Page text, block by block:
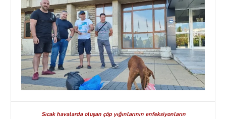
Sıcak havalarda oluşan çöp yığınlarının enfeksiyonların